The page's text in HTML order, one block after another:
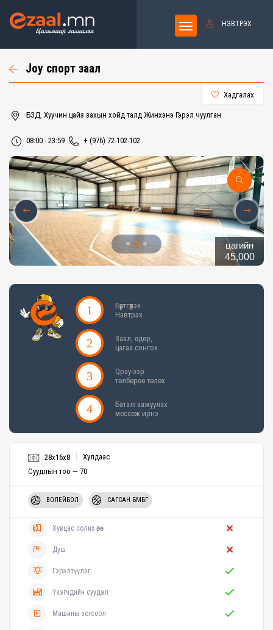
НЭВТРЭХ
Joy спорт заал
Хадгалах
БЗД, Хуучин цайз захын хойд талд Жинхэнэ Гэрэл чуулган
08:00 - 23:59 + (976) 72-102-102
цагийн
45,000
Бүртгүүлэх
Нэвтрэх
Заал, өдөр,
цагаа сонгох
Qpay-ээр
төлбөрөө төлөх
Баталгаажуулах
мессеж ирнэ
28x16x8
Хулдаас
Суудлын тоо — 70
ВОЛЕЙБОЛ САГСАН БӨМБӨГ
Хувцас солих өрөө
Душ
Гэрэлтүүлэг
Үзэгчдийн суудал
Машины зогсоол